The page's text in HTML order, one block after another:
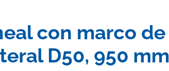
con marco
D50, 950